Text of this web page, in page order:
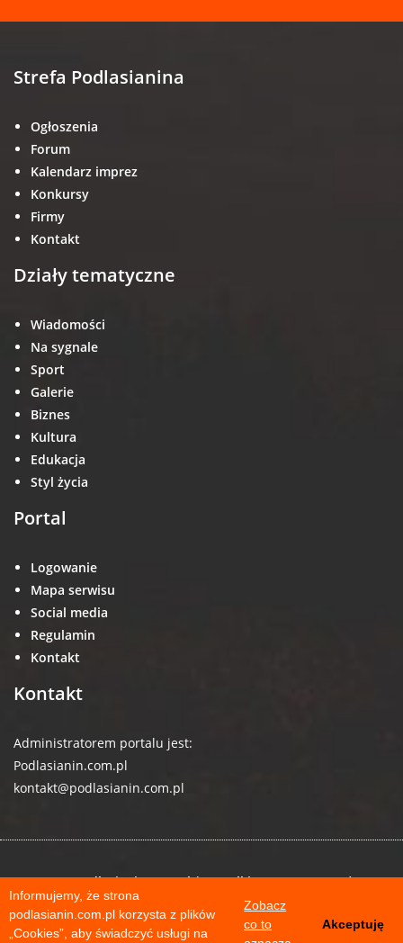
Informujemy, że strona
podlasianin.com.pl korzysta z plików
„Cookies”, aby świadczyć usługi na
Zobacz
co to
Akceptuję
Strefa Podlasianina
Ogłoszenia
Forum
Kalendarz imprez
Konkursy
Firmy
Kontakt
Działy tematyczne
Wiadomości
Na sygnale
Sport
Galerie
Biznes
Kultura
Edukacja
Styl życia
Portal
Logowanie
Mapa serwisu
Social media
Regulamin
Kontakt
Kontakt
Administratorem portalu jest:
Podlasianin.com.pl
kontakt@podlasianin.com.pl
© 2026 podlasianin.com.pl | Wszelkie prawa zastrzeżone